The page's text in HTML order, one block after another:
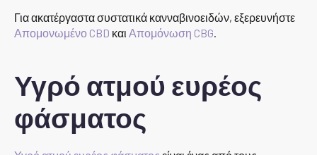
Για ακατέργαστα συστατικά κανναβινοειδών, εξερευνήστε
Απομονωμένο CBD και Απομόνωση CBG.
Υγρό ατμού ευρέος
φάσματος